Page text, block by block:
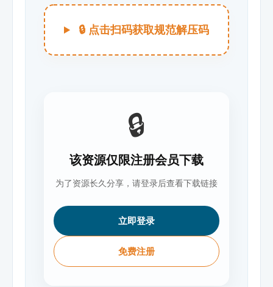
🔒 点击扫码获取规范解压码
🔒
该资源仅限注册会员下载
为了资源长久分享，请登录后查看下载链接
立即登录
免费注册